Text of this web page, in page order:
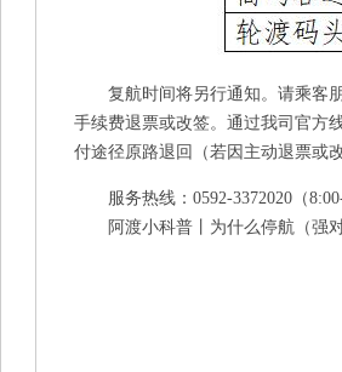
复航时间将另行通知。请乘客朋
手续费退票或改签。通过我司官方
付途径原路退回（若因主动退票或
服务热线：0592-3372020（8:00-
阿渡小科普丨为什么停航（强对